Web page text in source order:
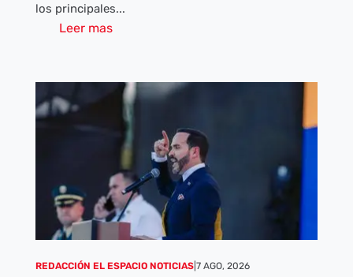
los principales...
Leer mas
REDACCIÓN EL ESPACIO NOTICIAS| 7 AGO, 2026